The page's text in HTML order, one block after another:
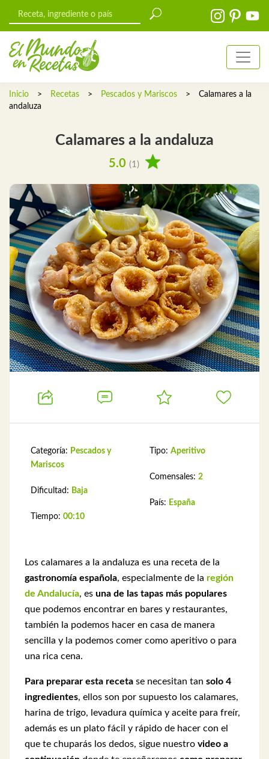
Inicio > Recetas > Pescados y Mariscos >
Calamares a la
andaluza
Calamares a la andaluza
5.0 (1)
Categoría: Pescados y
Mariscos
Dificultad: Baja
Tiempo: 00:10
Tipo: Aperitivo
Comensales: 2
País: España
Los calamares a la andaluza es una receta de la
gastronomía española, especialmente de la región
de Andalucía, es una de las tapas más populares
que podemos encontrar en bares y restaurantes,
también la podemos hacer en casa de manera
sencilla y la podemos comer como aperitivo o para
una rica cena.
Para preparar esta receta se necesitan tan solo 4
ingredientes, ellos son por supuesto los calamares,
harina de trigo, levadura química y aceite para freír,
además es un plato fácil y rápido de hacer con el
que te chuparás los dedos, sigue nuestro video a